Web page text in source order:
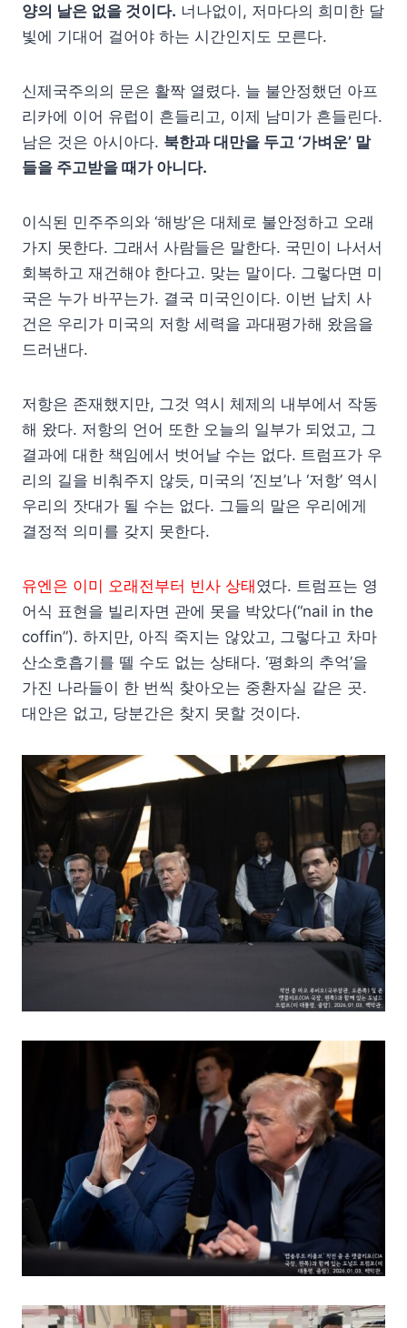
양의 날은 없을 것이다. 너나없이, 저마다의 희미한 달
빛에 기대어 걸어야 하는 시간인지도 모른다.
신제국주의의 문은 활짝 열렸다. 늘 불안정했던 아프
리카에 이어 유럽이 흔들리고, 이제 남미가 흔들린다.
남은 것은 아시아다. 북한과 대만을 두고 ‘가벼운’ 말
들을 주고받을 때가 아니다.
이식된 민주주의와 ‘해방’은 대체로 불안정하고 오래
가지 못한다. 그래서 사람들은 말한다. 국민이 나서서
회복하고 재건해야 한다고. 맞는 말이다. 그렇다면 미
국은 누가 바꾸는가. 결국 미국인이다. 이번 납치 사
건은 우리가 미국의 저항 세력을 과대평가해 왔음을
드러낸다.
저항은 존재했지만, 그것 역시 체제의 내부에서 작동
해 왔다. 저항의 언어 또한 오늘의 일부가 되었고, 그
결과에 대한 책임에서 벗어날 수는 없다. 트럼프가 우
리의 길을 비춰주지 않듯, 미국의 ‘진보’나 ‘저항’ 역시
우리의 잣대가 될 수는 없다. 그들의 말은 우리에게
결정적 의미를 갖지 못한다.
유엔은 이미 오래전부터 빈사 상태였다. 트럼프는 영
어식 표현을 빌리자면 관에 못을 박았다(“nail in the
coffin”). 하지만, 아직 죽지는 않았고, 그렇다고 차마
산소호흡기를 뗄 수도 없는 상태다. ‘평화의 추억’을
가진 나라들이 한 번씩 찾아오는 중환자실 같은 곳.
대안은 없고, 당분간은 찾지 못할 것이다.